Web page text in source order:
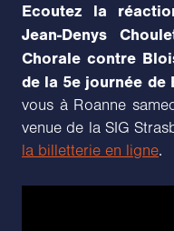
Ecoutez la
Jean-Denys
Chorale contre
de la 5e journée de
vous à Roanne
venue de la SIG
la billetterie en ligne.